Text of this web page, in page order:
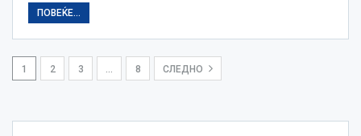
ПОВЕЌЕ...
1 2 3 8 СЛЕДНО